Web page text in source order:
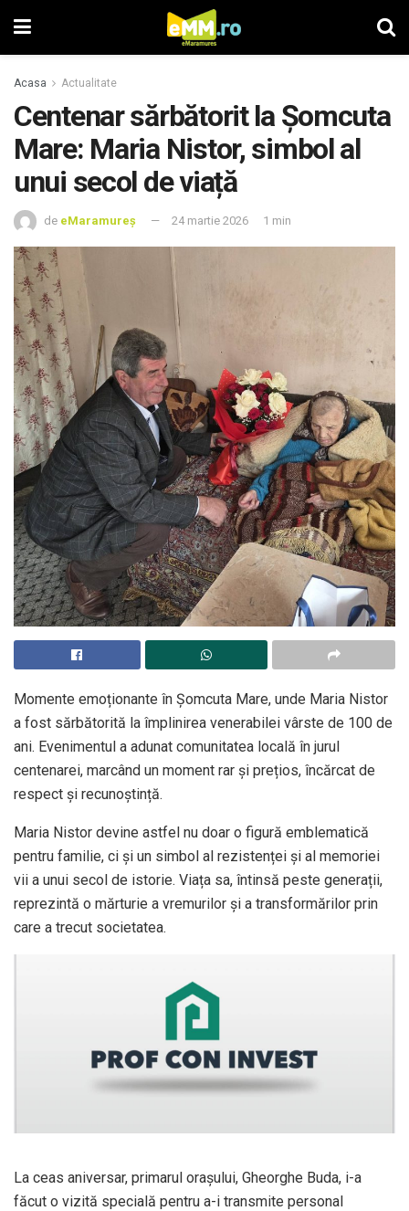
Acasa Actualitate
Centenar sărbătorit la Șomcuta
Mare: Maria Nistor, simbol al
unui secol de viață
de eMaramureș 24 martie 2026 1 min
Momente emoționante în Șomcuta Mare, unde Maria Nistor
a fost sărbătorită la împlinirea venerabilei vârste de 100 de
ani. Evenimentul a adunat comunitatea locală în jurul
centenarei, marcând un moment rar și prețios, încărcat de
respect și recunoștință.
Maria Nistor devine astfel nu doar o figură emblematică
pentru familie, ci și un simbol al rezistenței și al memoriei
vii a unui secol de istorie. Viața sa, întinsă peste generații,
reprezintă o mărturie a vremurilor și a transformărilor prin
care a trecut societatea.
La ceas aniversar, primarul orașului, Gheorghe Buda, i-a
făcut o vizită specială pentru a-i transmite personal